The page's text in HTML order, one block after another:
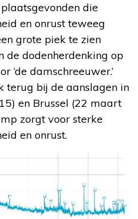
die
en onrust teweeg
grote piek te zien
de dodenherdenking op
‘de damschreeuwer.’
terug bij de aanslagen in
en Brussel (22 maart
zorgt voor sterke
en onrust.